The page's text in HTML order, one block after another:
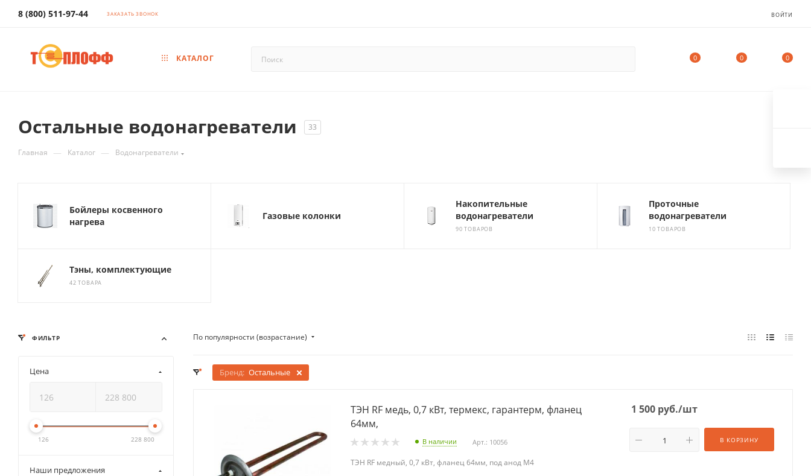
8 (800) 511-97-44 ЗАКАЗАТЬ ЗВОНОК ВОЙТИ
КАТАЛОГ 0 0 0
Остальные водонагреватели 33
Главная — Каталог — Водонагреватели
Бойлеры косвенного
нагрева
Газовые колонки
Накопительные
водонагреватели
90 ТОВАРОВ
Проточные
водонагреватели
10 ТОВАРОВ
Тэны, комплектующие
42 ТОВАРА
По популярности (возрастание)
Бренд: Остальные
ТЭН RF медь, 0,7 кВт, термекс, гарантерм, фланец
64мм,
В наличии Арт.: 10056
ТЭН RF медный, 0,7 кВт, фланец 64мм, под анод М4
1 500 руб./шт
В КОРЗИНУ
ФИЛЬТР
Цена
126 228 800
Наши предложения